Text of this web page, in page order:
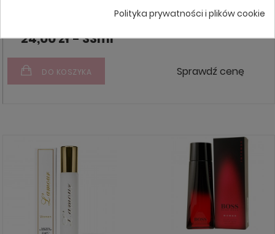
Femme
24,00 zł - 33ml
DO KOSZYKA Sprawdź cenę
Polityka prywatności i plików cookie